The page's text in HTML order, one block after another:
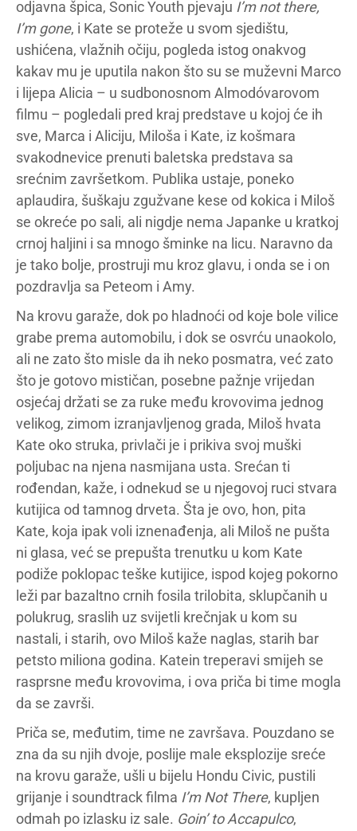
odjavna špica, Sonic Youth pjevaju I’m not there,
I’m gone, i Kate se proteže u svom sjedištu,
ushićena, vlažnih očiju, pogleda istog onakvog
kakav mu je uputila nakon što su se muževni Marco
i lijepa Alicia – u sudbonosnom Almodóvarovom
filmu – pogledali pred kraj predstave u kojoj će ih
sve, Marca i Aliciju, Miloša i Kate, iz košmara
svakodnevice prenuti baletska predstava sa
srećnim završetkom. Publika ustaje, poneko
aplaudira, šuškaju zgužvane kese od kokica i Miloš
se okreće po sali, ali nigdje nema Japanke u kratkoj
crnoj haljini i sa mnogo šminke na licu. Naravno da
je tako bolje, prostruji mu kroz glavu, i onda se i on
pozdravlja sa Peteom i Amy.
Na krovu garaže, dok po hladnoći od koje bole vilice
grabe prema automobilu, i dok se osvrću unaokolo,
ali ne zato što misle da ih neko posmatra, već zato
što je gotovo mističan, posebne pažnje vrijedan
osjećaj držati se za ruke među krovovima jednog
velikog, zimom izranjavljenog grada, Miloš hvata
Kate oko struka, privlači je i prikiva svoj muški
poljubac na njena nasmijana usta. Srećan ti
rođendan, kaže, i odnekud se u njegovoj ruci stvara
kutijica od tamnog drveta. Šta je ovo, hon, pita
Kate, koja ipak voli iznenađenja, ali Miloš ne pušta
ni glasa, već se prepušta trenutku u kom Kate
podiže poklopac teške kutijice, ispod kojeg pokorno
leži par bazaltno crnih fosila trilobita, sklupčanih u
polukrug, sraslih uz svijetli krečnjak u kom su
nastali, i starih, ovo Miloš kaže naglas, starih bar
petsto miliona godina. Katein treperavi smijeh se
rasprsne među krovovima, i ova priča bi time mogla
da se završi.
Priča se, međutim, time ne završava. Pouzdano se
zna da su njih dvoje, poslije male eksplozije sreće
na krovu garaže, ušli u bijelu Hondu Civic, pustili
grijanje i soundtrack filma I’m Not There, kupljen
odmah po izlasku iz sale. Goin’ to Accapulco,